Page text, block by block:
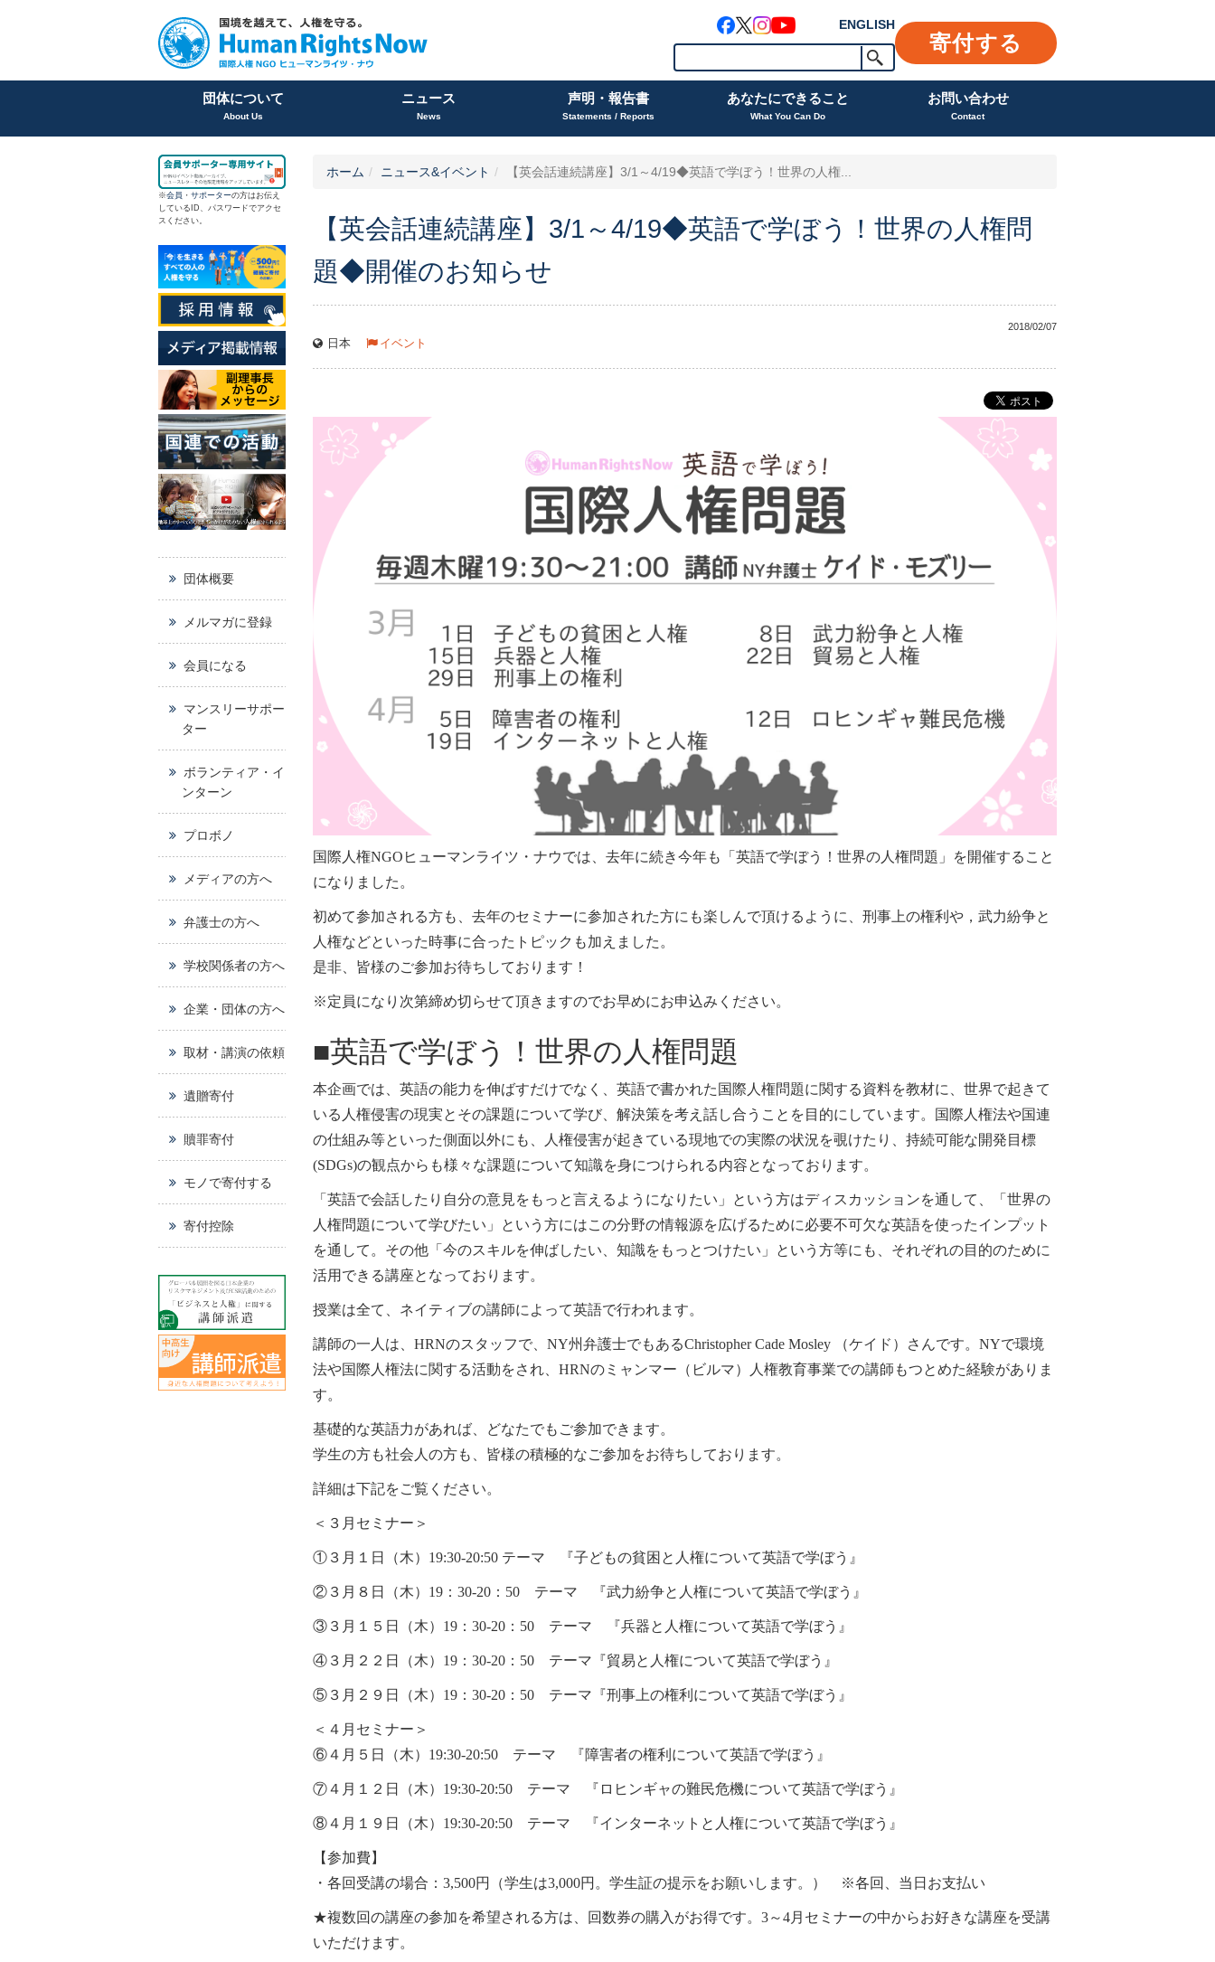
ENGLISH
寄付する
団体について
About Us
ニュース
News
声明・報告書
Statements / Reports
あなたにできること
What You Can Do
お問い合わせ
Contact
ホーム ニュース&イベント 【英会話連続講座】3/1～4/19◆英語で学ぼう！世界の人権...
【英会話連続講座】3/1～4/19◆英語で学ぼう！世界の人権問
題◆開催のお知らせ
2018/02/07
日本 イベント
国際人権NGO ヒューマンライツ・ナウでは、去年に続き今年も「英語で学ぼう！世界の人権問題」を開催すること
になりました。
初めて参加される方も、去年のセミナーに参加された方にも楽しんで頂けるように、刑事上の権利や，武力紛争と
人権などといった時事に合ったトピックも加えました。
是非、皆様のご参加お待ちしております！
※定員になり次第締め切らせて頂きますのでお早めにお申込みください。
■英語で学ぼう！世界の人権問題
本企画では、英語の能力を伸ばすだけでなく、英語で書かれた国際人権問題に関する資料を教材に、世界で起きて
いる人権侵害の現実とその課題について学び、解決策を考え話し合うことを目的にしています。国際人権法や国連
の仕組み等といった側面以外にも、人権侵害が起きている現地での実際の状況を覗けたり、持続可能な開発目標
(SDGs)の観点からも様々な課題について知識を身につけられる内容となっております。
「英語で会話したり自分の意見をもっと言えるようになりたい」という方はディスカッションを通して、「世界の
人権問題について学びたい」という方にはこの分野の情報源を広げるために必要不可欠な英語を使ったインプット
を通して。その他「今のスキルを伸ばしたい、知識をもっとつけたい」という方等にも、それぞれの目的のために
活用できる講座となっております。
授業は全て、ネイティブの講師によって英語で行われます。
講師の一人は、 HRNのスタッフで、 NY州弁護士でもあるChristopher Cade Mosley （ケイド）さんです。 NYで環境
法や国際人権法に関する活動をされ、 HRNのミャンマー（ビルマ）人権教育事業での講師もつとめた経験がありま
す。
基礎的な英語力があれば、どなたでもご参加できます。
学生の方も社会人の方も、皆様の積極的なご参加をお待ちしております。
詳細は下記をご覧ください。
＜３月セミナー＞
①３月１日（木） 19:30-20:50 テーマ 『子どもの貧困と人権について英語で学ぼう』
②３月８日（木） 19： 30-20： 50テーマ 『武力紛争と人権について英語で学ぼう』
③３月１５日（木） 19： 30-20： 50テーマ 『兵器と人権について英語で学ぼう』
④３月２２日（木） 19： 30-20： 50テーマ『貿易と人権について英語で学ぼう』
⑤３月２９日（木） 19： 30-20： 50テーマ『刑事上の権利について英語で学ぼう』
＜４月セミナー＞
⑥４ 月５日（木） 19:30-20:50テーマ 『障害者の権利について英語で学ぼう』
⑦４月１２日（木） 19:30-20:50テーマ 『ロヒンギャの難民危機について英語で学ぼう』
⑧４月１９日（木） 19:30-20:50テーマ 『インターネットと人権について英語で学ぼう』
【参加費】
・各回受講の場合： 3,500円（学生は3,000円。学生証の提示をお願いします。） ※各回、当日お支払い
★複数回の講座の参加を希望される方は、回数券の購入がお得です。 3～4月 セミナーの中からお好きな講座を受講
いただけます。
※会員 ・ サポーターの方はお伝え
しているID、パスワードでアクセ
スください。
団体概要
メルマガに登録
会員になる
マンスリーサポー
ター
ボランティア・イ
ンターン
プロボノ
メディアの方へ
弁護士の方へ
学校関係者の方へ
企業・団体の方へ
取材・講演の依頼
遺贈寄付
贖罪寄付
モノで寄付する
寄付控除